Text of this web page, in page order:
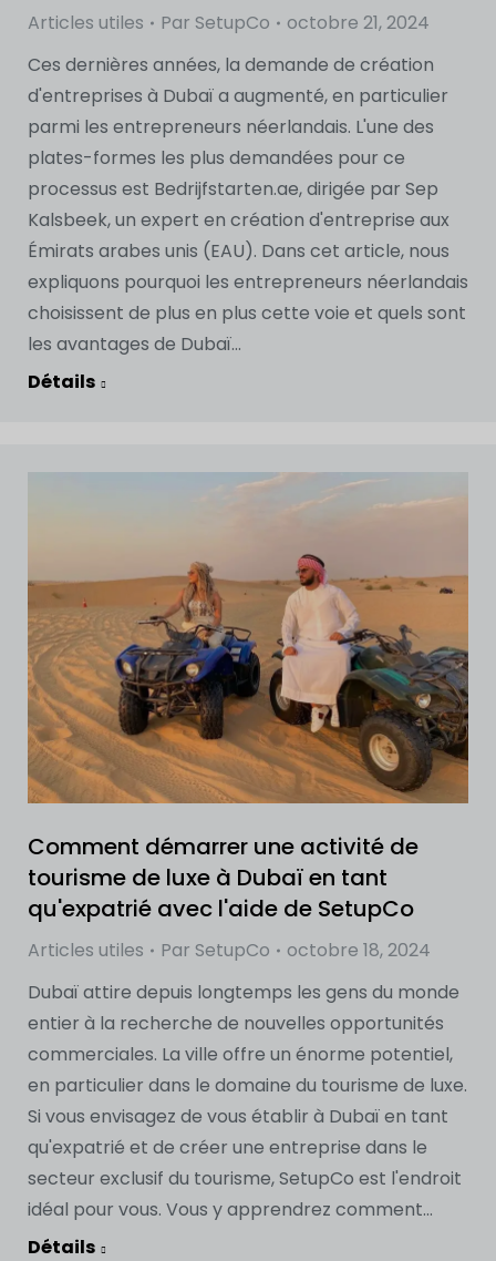
Articles utiles Par SetupCo
octobre 21, 2024
Ces dernières années, la demande de création
d'entreprises à Dubaï a augmenté, en particulier
parmi les entrepreneurs néerlandais. L'une des
plates-formes les plus demandées pour ce
processus est Bedrijfstarten.ae, dirigée par Sep
Kalsbeek, un expert en création d'entreprise aux
Émirats arabes unis (EAU). Dans cet article, nous
expliquons pourquoi les entrepreneurs néerlandais
choisissent de plus en plus cette voie et quels sont
les avantages de Dubaï...
Détails
Comment démarrer une activité de
tourisme de luxe à Dubaï en tant
qu'expatrié avec l'aide de SetupCo
Articles utiles Par SetupCo
octobre 18, 2024
Dubaï attire depuis longtemps les gens du monde
entier à la recherche de nouvelles opportunités
commerciales. La ville offre un énorme potentiel,
en particulier dans le domaine du tourisme de luxe.
Si vous envisagez de vous établir à Dubaï en tant
qu'expatrié et de créer une entreprise dans le
secteur exclusif du tourisme, SetupCo est l'endroit
idéal pour vous. Vous y apprendrez comment...
Détails